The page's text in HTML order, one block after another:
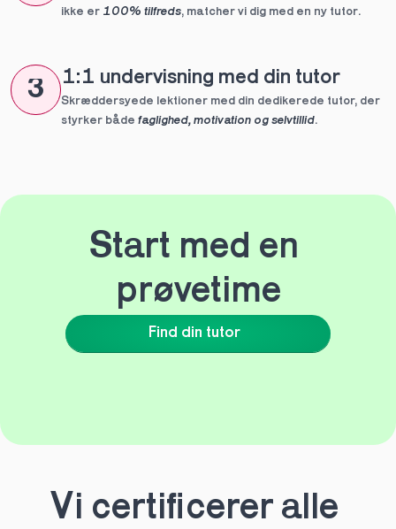
ikke er 100% tilfreds, matcher vi dig med en ny tutor.
3 1:1 undervisning med din tutor
Skræddersyede lektioner med din dedikerede tutor, der
styrker både faglighed, motivation og selvtillid.
Find din tutor
Start med en
prøvetime
Vi certificerer alle